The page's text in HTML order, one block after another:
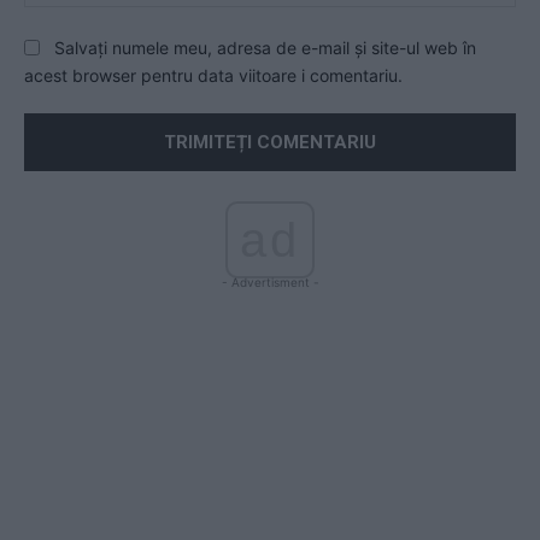
Salvați numele meu, adresa de e-mail și site-ul web în
acest browser pentru data viitoare i comentariu.
- Advertisment -